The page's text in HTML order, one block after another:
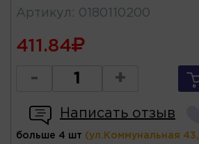
Артикул : 0180110200
411.84
- +
Написать отзыв
больше 4 шт (ул.Коммунальная 43,